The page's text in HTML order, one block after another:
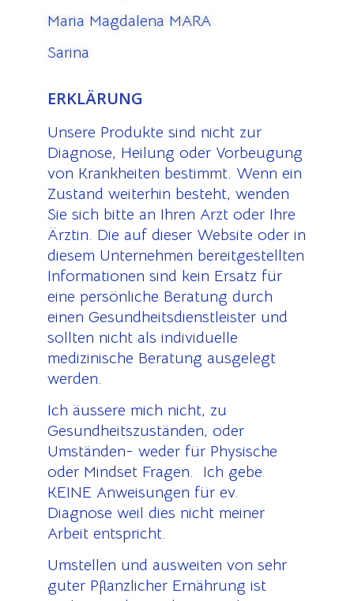
Maria Magdalena MARA
Sarina
ERKLÄRUNG
Unsere Produkte sind nicht zur
Diagnose, Heilung oder Vorbeugung
von Krankheiten bestimmt. Wenn ein
Zustand weiterhin besteht, wenden
Sie sich bitte an Ihren Arzt oder Ihre
Ärztin. Die auf dieser Website oder in
diesem Unternehmen bereitgestellten
Informationen sind kein Ersatz für
eine persönliche Beratung durch
einen Gesundheitsdienstleister und
sollten nicht als individuelle
medizinische Beratung ausgelegt
werden.
Ich äussere mich nicht, zu
Gesundheitszuständen, oder
Umständen- weder für Physische
oder Mindset Fragen. Ich gebe
KEINE Anweisungen für ev.
Diagnose weil dies nicht meiner
Arbeit entspricht.
Umstellen und ausweiten von sehr
guter Pflanzlicher Ernährung ist